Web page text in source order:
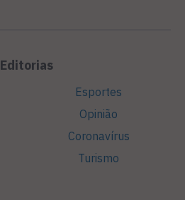
Editorias
Esportes
Opinião
Coronavírus
Turismo